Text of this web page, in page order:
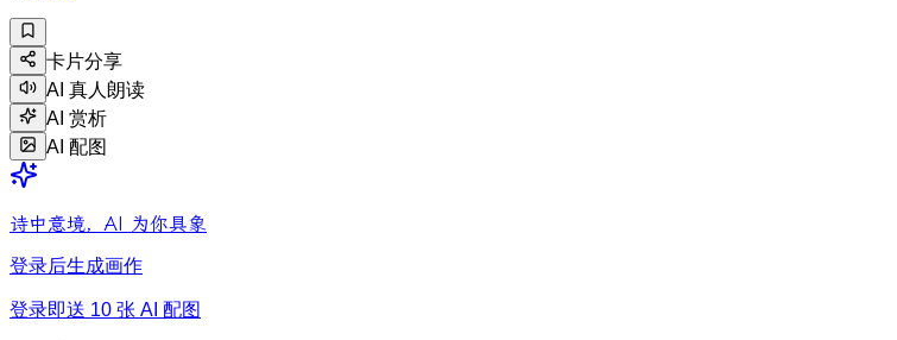
卡片分享
AI 真人朗读
AI 赏析
AI 配图
诗中意境，AI 为你具象
登录后生成画作
登录即送 10 张 AI 配图